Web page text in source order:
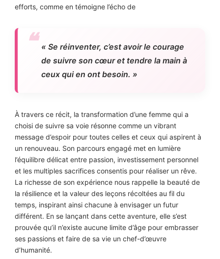
efforts, comme en témoigne l’écho de
« Se réinventer, c’est avoir le courage
de suivre son cœur et tendre la main à
ceux qui en ont besoin. »
À travers ce récit, la transformation d’une femme qui a
choisi de suivre sa voie résonne comme un vibrant
message d’espoir pour toutes celles et ceux qui aspirent à
un renouveau. Son parcours engagé met en lumière
l’équilibre délicat entre passion, investissement personnel
et les multiples sacrifices consentis pour réaliser un rêve.
La richesse de son expérience nous rappelle la beauté de
la résilience et la valeur des leçons récoltées au fil du
temps, inspirant ainsi chacune à envisager un futur
différent. En se lançant dans cette aventure, elle s’est
prouvée qu’il n’existe aucune limite d’âge pour embrasser
ses passions et faire de sa vie un chef-d’œuvre
d’humanité.